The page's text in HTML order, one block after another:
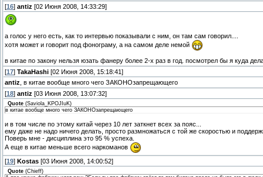
[16] antiz [02 Июня 2008, 14:33:29]
а голос у него есть, как то интервью показывали с ним, он там сам говорил....
хотя может и говорит под фонограму, а на самом деле немой
в китае по закону нельзя юзать фанеру более 2-х раз в год. посмотрел бы я куда
[17] TakaHashi [02 Июня 2008, 15:18:41]
antiz , в китае вообще много чего ЗАКОНОзапрещающего
[18] antiz [03 Июня 2008, 13:07:32]
Quote (Saviola_KPOJIuK)
в китае вообще много чего ЗАКОНОзапрещающего
и в том числе по этому китай через 10 лет заткнет всех за пояс...
ему даже не надо ничего делать, просто размножаться с той же скоростью и
Поверь мне - дисциплина это 95 % успеха.
А еще в китае меньше всего наркоманов
[19] Kostas [03 Июня 2008, 14:00:52]
Quote (Chieff)